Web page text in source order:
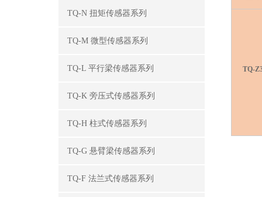
TQ-N 扭矩传感器系列
TQ-M 微型传感器系列
TQ-L 平行梁传感器系列
TQ-K 旁压式传感器系列
TQ-H 柱式传感器系列
TQ-G 悬臂梁传感器系列
TQ-F 法兰式传感器系列
TQ-